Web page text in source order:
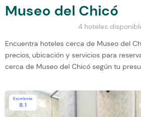
Museo del Chicó
4 hoteles
Encuentra hoteles cerca de Museo del
precios, ubicación y servicios para
cerca de Museo del Chicó según tu
Excelente
8.1